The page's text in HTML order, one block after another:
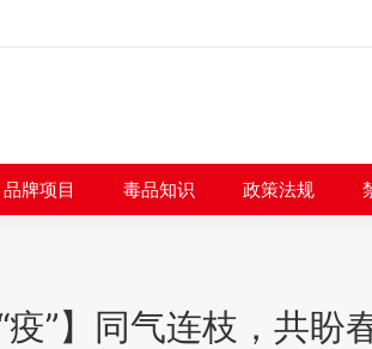
品牌项目 毒品知识 政策法规
疫”】同气连枝，共盼
快讯 品牌项目 毒品知识 政